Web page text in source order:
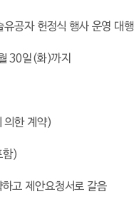
유공자 헌정식 행사 운영 대행
30일(화)까지
의한 계약)
함)
고 제안요청서로 갈음